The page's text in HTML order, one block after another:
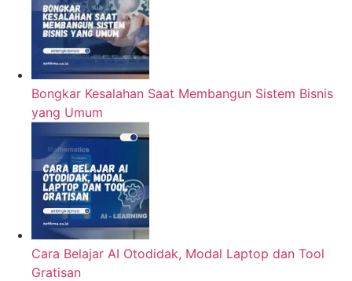
Bongkar Kesalahan Saat Membangun Sistem Bisnis
yang Umum
Cara Belajar AI Otodidak, Modal Laptop dan Tool
Gratisan